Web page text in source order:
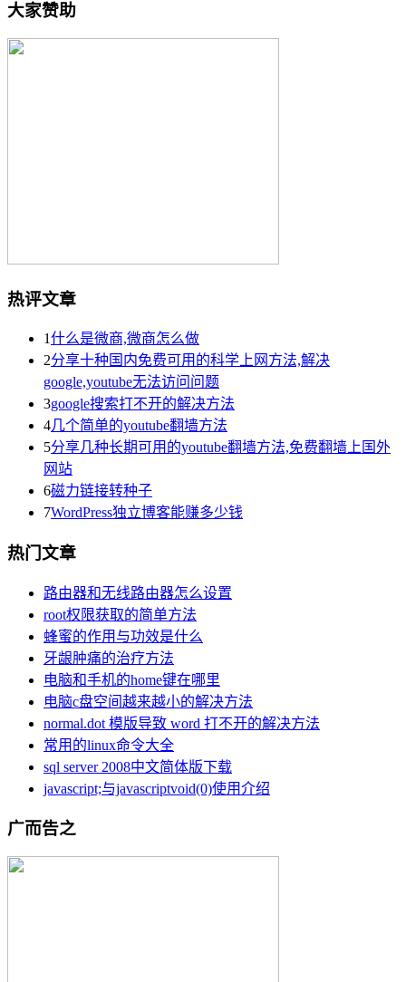
大家赞助
热评文章
1什么是微商,微商怎么做
2分享十种国内免费可用的科学上网方法,解决
google,youtube无法访问问题
3google搜索打不开的解决方法
4几个简单的youtube翻墙方法
5分享几种长期可用的youtube翻墙方法,免费翻墙上国外
网站
6磁力链接转种子
7WordPress独立博客能赚多少钱
热门文章
路由器和无线路由器怎么设置
root权限获取的简单方法
蜂蜜的作用与功效是什么
牙龈肿痛的治疗方法
电脑和手机的home键在哪里
电脑c盘空间越来越小的解决方法
normal.dot 模版导致 word 打不开的解决方法
常用的linux命令大全
sql server 2008中文简体版下载
javascript;与javascriptvoid(0)使用介绍
广而告之